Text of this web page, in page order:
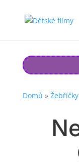
Domů » Žebříčky